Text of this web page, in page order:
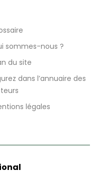
sommes-nous ?
du site
dans l’annuaire des
légales